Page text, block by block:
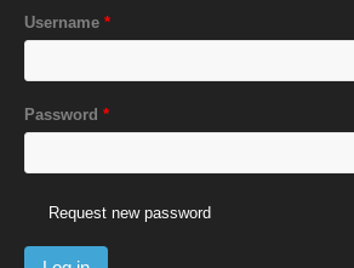
Username *
Password *
Request new password